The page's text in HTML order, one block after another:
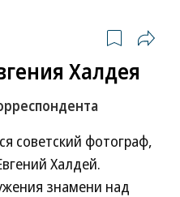
Халдея
советский фотограф,
Халдей.
знамени над